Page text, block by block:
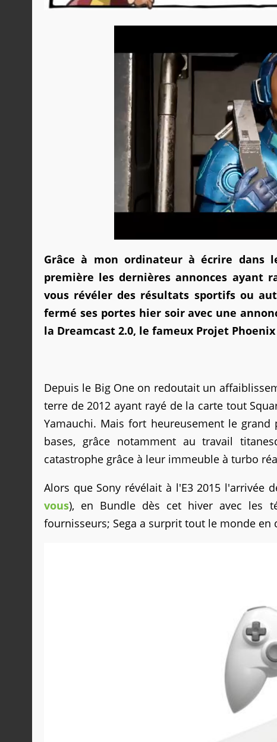
Grâce à mon ordinateur à écrire dans
première les dernières annonces
vous révéler des résultats sportifs ou
fermé ses portes hier soir avec une
la Dreamcast 2.0, le fameux Projet Phoenix
Depuis le Big One on redoutait un
terre de 2012 ayant rayé de la carte tout
Yamauchi. Mais fort heureusement le
bases, grâce notamment au travail
catastrophe grâce à leur immeuble à turbo
Alors que Sony révélait à l'E3 2015 l'arrivée
vous), en Bundle dès cet hiver avec les
fournisseurs; Sega a surprit tout le monde